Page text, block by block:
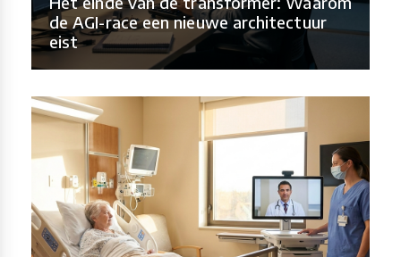
de AGI-race een nieuwe architectuur
eist